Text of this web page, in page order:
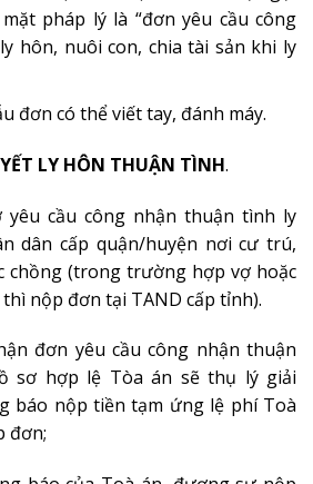
pháp lý là “đơn yêu cầu công
hôn, nuôi con, chia tài sản khi ly
đơn có thể viết tay, đánh máy.
LY HÔN THUẬN TÌNH.
yêu cầu công nhận thuận tình ly
dân cấp quận/huyện nơi cư trú,
chồng (trong trường hợp vợ hoặc
nộp đơn tại TAND cấp tỉnh).
đơn yêu cầu công nhận thuận
sơ hợp lệ Tòa án sẽ thụ lý giải
báo nộp tiền tạm ứng lệ phí Toà
đơn;